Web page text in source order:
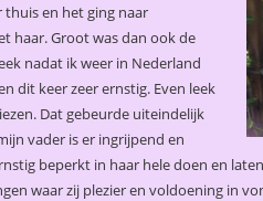
en het ging naar
haar. Groot was dan ook de
nadat ik weer in Nederland
dit keer zeer ernstig. Even leek
Dat gebeurde uiteindelijk
vader is er ingrijpend en
beperkt in haar hele doen en
waar zij plezier en voldoening in